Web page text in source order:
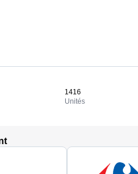
1416
Unités
Consulter